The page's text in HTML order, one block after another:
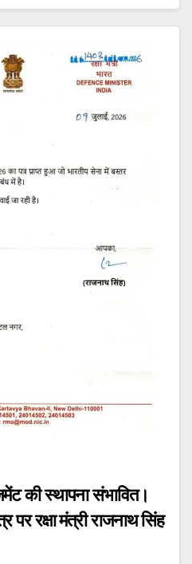
की स्थापना संभावित।
पर रक्षा मंत्री राजनाथ सिंह